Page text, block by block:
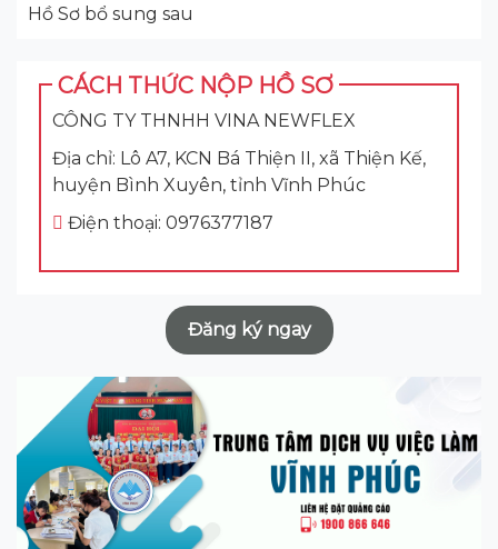
Hồ Sơ bổ sung sau
CÁCH THỨC NỘP HỒ SƠ
CÔNG TY THNHH VINA NEWFLEX
Địa chỉ: Lô A7, KCN Bá Thiện II, xã Thiện Kế,
huyện Bình Xuyên, tỉnh Vĩnh Phúc
Điện thoại: 0976377187
Đăng ký ngay